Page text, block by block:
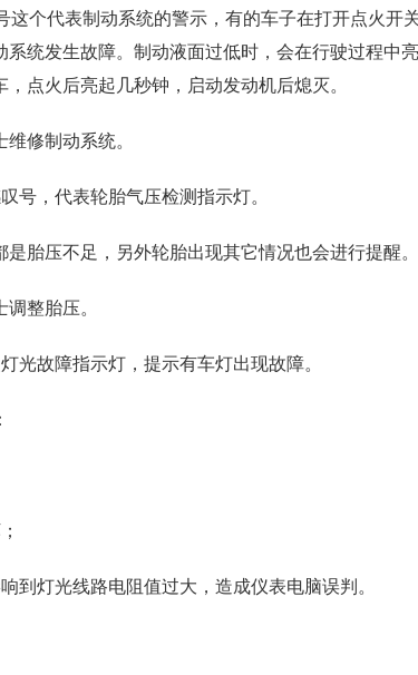
这个代表制动系统的警示，有的车子在打开点火开
系统发生故障。制动液面过低时，会在行驶过程中
点火后亮起几秒钟，启动发动机后熄灭。
修制动系统。
号，代表轮胎气压检测指示灯。
胎压不足，另外轮胎出现其它情况也会进行提醒。
整胎压。
光故障指示灯，提示有车灯出现故障。
到灯光线路电阻值过大，造成仪表电脑误判。